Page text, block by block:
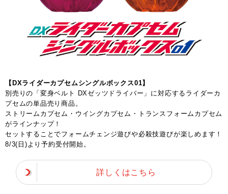
【DXライダーカプセムシングルボックス01】
別売りの「変身ベルト DXゼッツドライバー」に対応するライダーカ
プセムの単品売り商品。
ストリームカプセム・ウイングカプセム・トランスフォームカプセム
がラインナップ！
セットすることでフォームチェンジ遊びや必殺技遊びが楽しめます！
8/3(日)より予約受付開始。
詳しくはこちら